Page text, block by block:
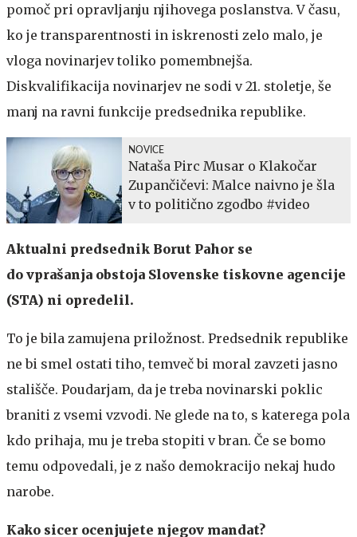
pomoč pri opravljanju njihovega poslanstva. V času,
ko je transparentnosti in iskrenosti zelo malo, je
vloga novinarjev toliko pomembnejša.
Diskvalifikacija novinarjev ne sodi v 21. stoletje, še
manj na ravni funkcije predsednika republike.
NOVICE
Nataša Pirc Musar o Klakočar
Zupančičevi: Malce naivno je šla
v to politično zgodbo #video
Aktualni predsednik Borut Pahor se
do vprašanja obstoja Slovenske tiskovne agencije
(STA) ni opredelil.
To je bila zamujena priložnost. Predsednik republike
ne bi smel ostati tiho, temveč bi moral zavzeti jasno
stališče. Poudarjam, da je treba novinarski poklic
braniti z vsemi vzvodi. Ne glede na to, s katerega pola
kdo prihaja, mu je treba stopiti v bran. Če se bomo
temu odpovedali, je z našo demokracijo nekaj hudo
narobe.
Kako sicer ocenjujete njegov mandat?